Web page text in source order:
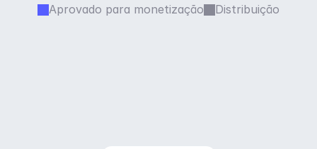
Aprovado para monetização
Distribuição